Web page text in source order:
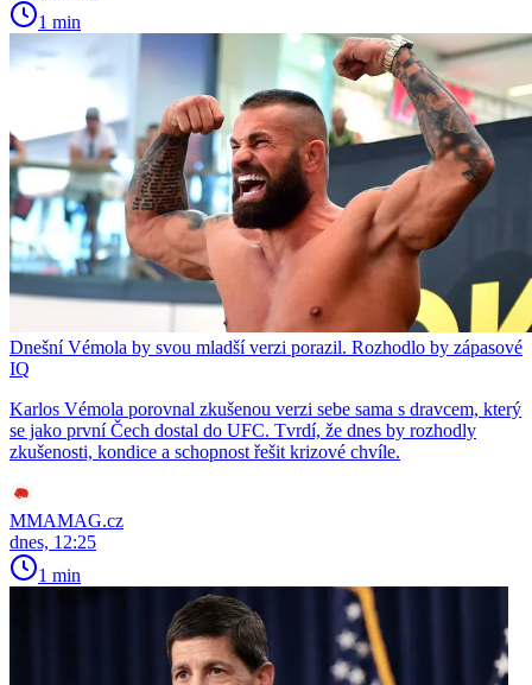
1 min
Dnešní Vémola by svou mladší verzi porazil. Rozhodlo by zápasové
IQ
Karlos Vémola porovnal zkušenou verzi sebe sama s dravcem, který
se jako první Čech dostal do UFC. Tvrdí, že dnes by rozhodly
zkušenosti, kondice a schopnost řešit krizové chvíle.
MMAMAG.cz
dnes, 12:25
1 min